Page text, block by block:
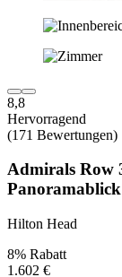
8,8
Hervorragend
(171 Bewertungen)
Admirals Row
Hilton Head
8% Rabatt
1.602 €